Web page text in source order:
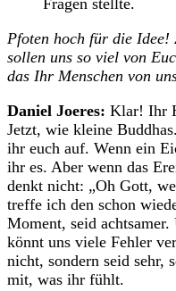
Fragen stellte.
Pfoten hoch für die Idee!
sollen uns so viel von
das Ihr Menschen von
Daniel Joeres: Klar! Ihr
Jetzt, wie kleine
ihr euch auf. Wenn ein
ihr es. Aber wenn das
denkt nicht: „Oh Gott,
treffe ich den schon
Moment, seid
könnt uns viele Fehler
nicht, sondern seid sehr,
mit, was ihr fühlt.